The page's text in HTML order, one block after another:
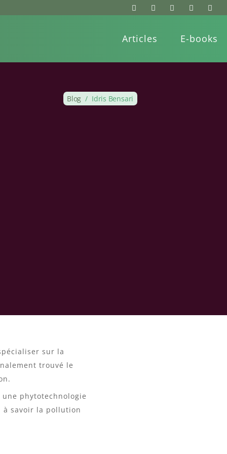
Articles E-books
Blog / Idris Bensari
sur la
trouvé le
phytotechnologie
à savoir la pollution